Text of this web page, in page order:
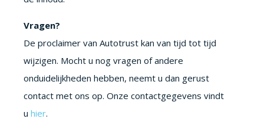
Vragen?
De proclaimer van Autotrust kan van tijd tot tijd
wijzigen. Mocht u nog vragen of andere
onduidelijkheden hebben, neemt u dan gerust
contact met ons op. Onze contactgegevens vindt
u hier.